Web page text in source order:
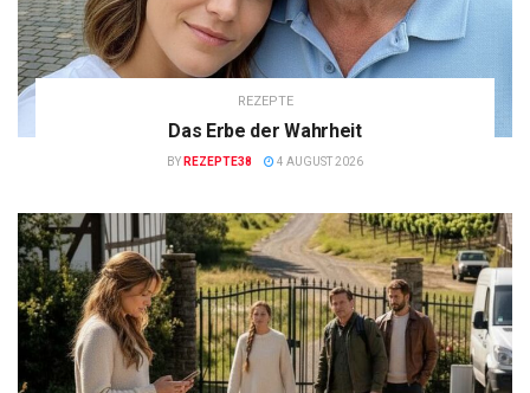
REZEPTE
Das Erbe der Wahrheit
BY REZEPTE38 4 AUGUST 2026